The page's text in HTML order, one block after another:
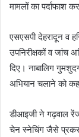
मामलों का पर्दाफाश
एसएसपी देहरादून व
उपनिरीक्षकों व जांच
दिए। नाबालिग
अभियान चलाने को
डीआइजी ने गढ़वाल
चेन स्नेचिंग जैसे